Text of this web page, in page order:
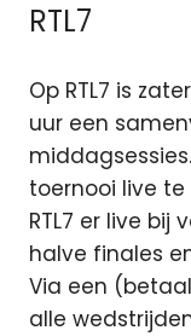
RTL7
Op RTL7 is
uur een
toernooi live te
RTL7 er live bij
halve finales
Via een
alle